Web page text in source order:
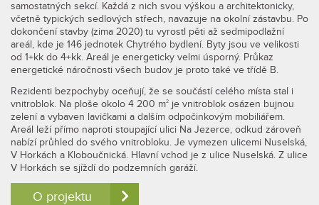
samostatných sekcí. Každá z nich svou výškou a architektonicky,
včetně typických sedlových střech, navazuje na okolní zástavbu. Po
dokončení stavby (zima 2020) tu vyrostl pěti až sedmipodlažní
areál, kde je 146 jednotek Chytrého bydlení. Byty jsou ve velikosti
od 1+kk do 4+kk. Areál je energeticky velmi úsporný. Průkaz
energetické náročnosti všech budov je proto také ve třídě B.
Rezidenti bezpochyby oceňují, že se součástí celého místa stal i
vnitroblok. Na ploše okolo 4 200 m2
je vnitroblok osázen bujnou
zelení a vybaven lavičkami a dalším odpočinkovým mobiliářem.
Areál leží přímo naproti stoupající ulici Na Jezerce, odkud zároveň
nabízí průhled do svého vnitrobloku. Je vymezen ulicemi Nuselská,
V Horkách a Kloboučnická. Hlavní vchod je z ulice Nuselská. Z ulice
V Horkách se sjíždí do podzemních garáží.
O projektu